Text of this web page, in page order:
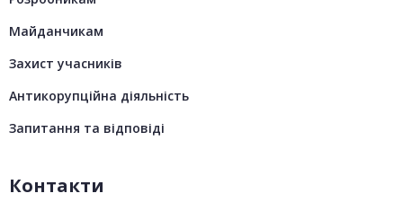
Майданчикам
Захист учасників
Антикорупційна діяльність
Запитання та відповіді
Контакти